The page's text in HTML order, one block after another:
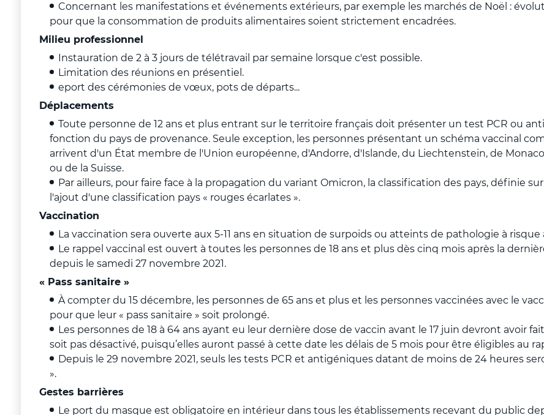
Concernant les manifestations et événements extérieurs, par exemple les marchés de Noël :
pour que la consommation de produits alimentaires soient strictement encadrées.
Milieu professionnel
Instauration de 2 à 3 jours de télétravail par semaine lorsque c'est possible.
Limitation des réunions en présentiel.
eport des cérémonies de vœux, pots de départs...
Déplacements
Toute personne de 12 ans et plus entrant sur le territoire français doit présenter un test PCR ou
fonction du pays de provenance. Seule exception, les personnes présentant un schéma vaccinal
arrivent d'un État membre de l'Union européenne, d'Andorre, d'Islande, du Liechtenstein, de
ou de la Suisse.
Par ailleurs, pour faire face à la propagation du variant Omicron, la classification des pays, définie
l'ajout d'une classification pays « rouges écarlates ».
Vaccination
La vaccination sera ouverte aux 5-11 ans en situation de surpoids ou atteints de pathologie à
Le rappel vaccinal est ouvert à toutes les personnes de 18 ans et plus dès cinq mois après la
depuis le samedi 27 novembre 2021.
« Pass sanitaire »
À compter du 15 décembre, les personnes de 65 ans et plus et les personnes vaccinées avec le
pour que leur « pass sanitaire » soit prolongé.
Les personnes de 18 à 64 ans ayant eu leur dernière dose de vaccin avant le 17 juin devront avoir
soit pas désactivé, puisqu’elles auront passé à cette date les délais de 5 mois pour être éligibles au
Depuis le 29 novembre 2021, seuls les tests PCR et antigéniques datant de moins de 24 heures
».
Gestes barrières
Le port du masque est obligatoire en intérieur dans tous les établissements recevant du public